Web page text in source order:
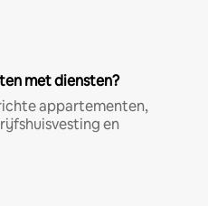
met diensten?
appartementen,
en